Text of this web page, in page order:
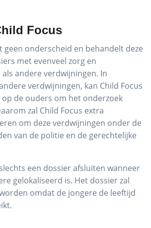
Focus
geen onderscheid en behandelt deze
met evenveel zorg en
andere verdwijningen. In
verdwijningen, kan Child Focus
de ouders om het onderzoek
zal Child Focus extra
om deze verdwijningen onder de
van de politie en de gerechtelijke
een dossier afsluiten wanneer
gelokaliseerd is. Het dossier zal
omdat de jongere de leeftijd